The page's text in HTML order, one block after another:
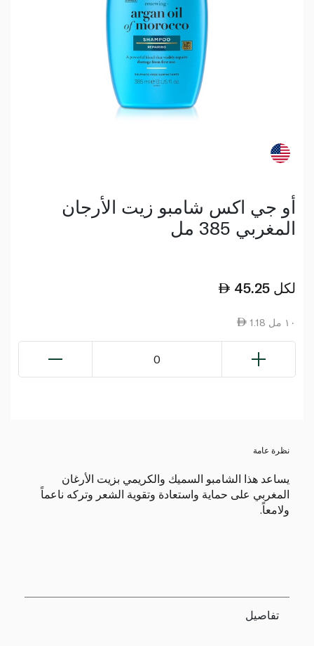
أو جي اكس شامبو زيت الأرجان
المغربي 385 مل
45.25 لكل
1.18 ١٠ مل
0
نظرة عامة
يساعد هذا الشامبو السميك والكريمي بزيت الأرغان
المغربي على حماية واستعادة وتقوية الشعر وتركه ناعماً
ولامعاً.
تفاصيل